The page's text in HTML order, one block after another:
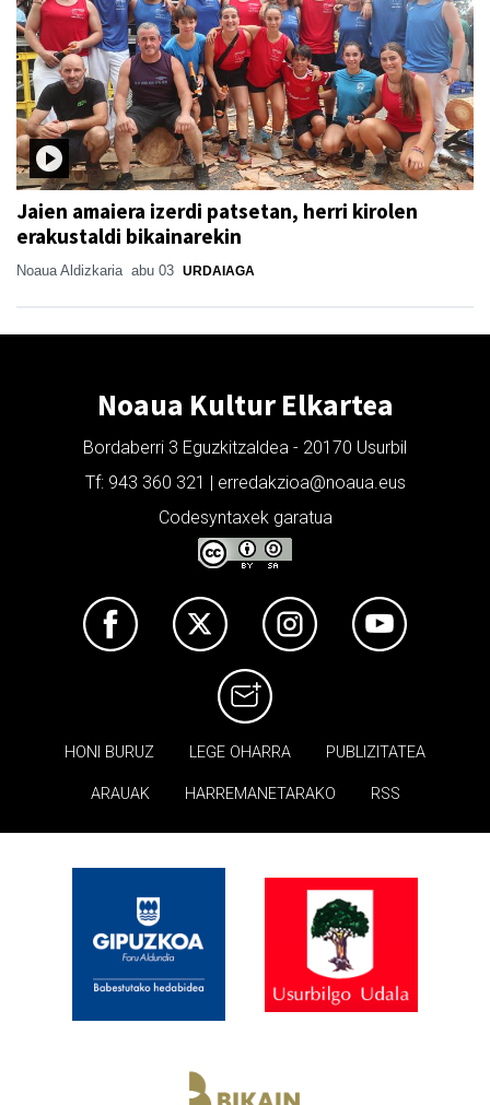
Jaien amaiera izerdi patsetan, herri kirolen
erakustaldi bikainarekin
Noaua Aldizkaria abu 03 URDAIAGA
Noaua Kultur Elkartea
Bordaberri 3 Eguzkitzaldea - 20170 Usurbil
Tf: 943 360 321 | erredakzioa@noaua.eus
Codesyntaxek garatua
HONI BURUZ LEGE OHARRA PUBLIZITATEA
ARAUAK HARREMANETARAKO RSS